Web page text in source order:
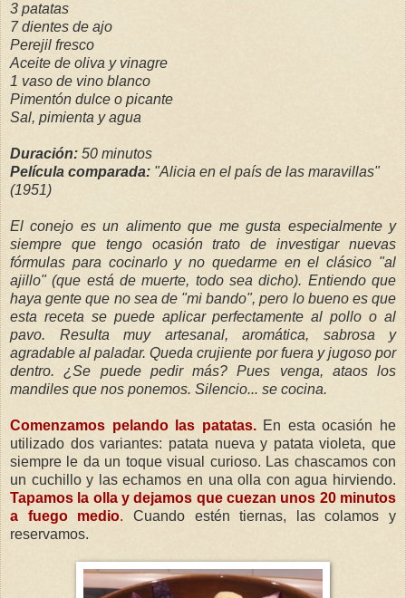
3 patatas
7 dientes de ajo
Perejil fresco
Aceite de oliva y vinagre
1 vaso de vino blanco
Pimentón dulce o picante
Sal, pimienta y agua
Duración: 50 minutos
Película comparada: "Alicia en el país de las maravillas"
(1951)
El conejo es un alimento que me gusta especialmente y
siempre que tengo ocasión trato de investigar nuevas
fórmulas para cocinarlo y no quedarme en el clásico "al
ajillo" (que está de muerte, todo sea dicho). Entiendo que
haya gente que no sea de "mi bando", pero lo bueno es que
esta receta se puede aplicar perfectamente al pollo o al
pavo. Resulta muy artesanal, aromática, sabrosa y
agradable al paladar. Queda crujiente por fuera y jugoso por
dentro. ¿Se puede pedir más? Pues venga, ataos los
mandiles que nos ponemos. Silencio... se cocina.
Comenzamos pelando las patatas. En esta ocasión he
utilizado dos variantes: patata nueva y patata violeta, que
siempre le da un toque visual curioso. Las chascamos con
un cuchillo y las echamos en una olla con agua hirviendo.
Tapamos la olla y dejamos que cuezan unos 20 minutos
a fuego medio. Cuando estén tiernas, las colamos y
reservamos.